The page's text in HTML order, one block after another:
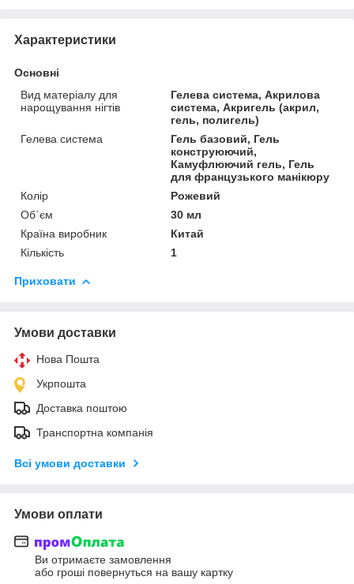
Характеристики
Основні
Вид матеріалу для
нарощування нігтів
Гелева система, Акрилова
система, Акригель (акрил,
гель, полигель)
Гелева система
Гель базовий, Гель
конструюючий,
Камуфлюючий гель, Гель
для французького манікюру
Колір
Рожевий
Об`єм
30 мл
Країна виробник
Китай
Кількість
1
Приховати
Умови доставки
Нова Пошта
Укрпошта
Доставка поштою
Транспортна компанія
Всі умови доставки
Умови оплати
Ви отримаєте замовлення
або гроші повернуться на вашу картку